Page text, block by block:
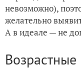
невозможно),
желательно
А в идеале — не